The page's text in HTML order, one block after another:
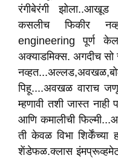
रंगीबेरंगी
कसलीच फिकीर
engineering पूर्ण
अक्याडमिक्स. अगदीच सो
पिहू....अवखळ वाराच
म्हणावी तशी जास्त
आणि कमालीची
ती केवळ विभा शिर्केंच्या
शेंडेफळ.क्लास